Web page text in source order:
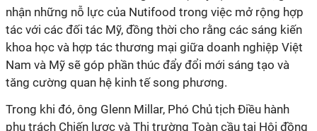
nhận những nỗ lực của Nutifood trong việc mở rộng hợp
tác với các đối tác Mỹ, đồng thời cho rằng các sáng kiến
khoa học và hợp tác thương mại giữa doanh nghiệp Việt
Nam và Mỹ sẽ góp phần thúc đẩy đổi mới sáng tạo và
phụ trách Chiến lược và Thị trường Toàn cầu tại Hội đồng